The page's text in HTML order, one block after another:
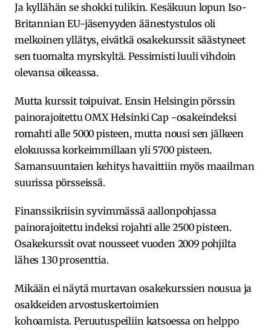
Ja kyllähän se shokki tulikin. Kesäkuun lopun Iso-
Britannian EU-jäsenyyden äänestystulos oli
melkoinen yllätys, eivätkä osakekurssit säästyneet
sen tuomalta myrskyltä. Pessimisti luuli vihdoin
olevansa oikeassa.
Mutta kurssit toipuivat. Ensin Helsingin pörssin
painorajoitettu OMX Helsinki Cap -osakeindeksi
romahti alle 5000 pisteen, mutta nousi sen jälkeen
elokuussa korkeimmillaan yli 5700 pisteen.
Samansuuntaien kehitys havaittiin myös maailman
suurissa pörsseissä.
Finanssikriisin syvimmässä aallonpohjassa
painorajoitettu indeksi rojahti alle 2500 pisteen.
Osakekurssit ovat nousseet vuoden 2009 pohjilta
lähes 130 prosenttia.
Mikään ei näytä murtavan osakekurssien nousua ja
osakkeiden arvostuskertoimien
kohoamista. Peruutuspeiliin katsoessa on helppo